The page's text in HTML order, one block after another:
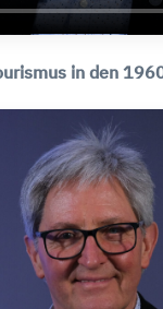
in den